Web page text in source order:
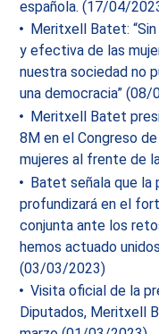
española. (17/04/
Meritxell Batet:
y efectiva de las
nuestra sociedad no
una democracia”
Meritxell Batet
8M en el Congreso
mujeres al frente de
Batet señala que la
profundizará en el
conjunta ante los
hemos actuado
(03/03/2023)
Visita oficial de la
Diputados, Meritxell